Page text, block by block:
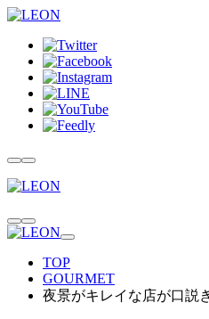
TOP
GOURMET
夜景がキレイな店が口説